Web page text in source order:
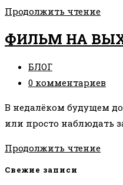
Продолжить чтение
ФИЛЬМ НА
Рубрика
записи:
БЛОГ
Комментарии
записи:
0 комментариев
В недалёком будущем
или просто наблюдать
Продолжить чтение
Свежие записи